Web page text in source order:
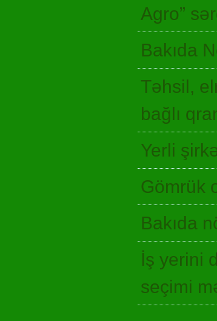
Agro”
Bakıda
Təhsil,
bağlı
Yerli
Gömrük
Bakıda
İş yerini
seçimi